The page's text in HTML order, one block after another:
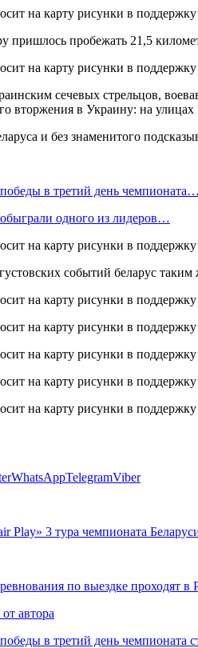
пришлось пробежать 21,5
сечевых стрельцов,
вторжения в Украину: на
и без знаменитого
в третий день чемпионата…
одного из лидеров…
событий беларус
WhatsAppTelegramViber
Play» 3 тура чемпионата
по выездке проходят в
автора
в третий день чемпионата